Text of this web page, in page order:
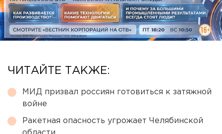
ЧИТАЙТЕ ТАКЖЕ:
МИД призвал россиян готовиться к затяжной
войне
Ракетная опасность угрожает Челябинской